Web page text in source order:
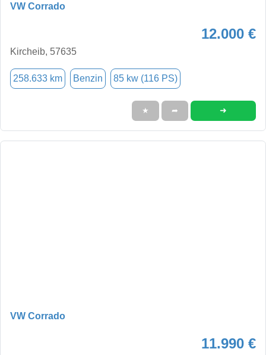
VW Corrado
12.000 €
Kircheib, 57635
258.633 km Benzin 85 kw (116 PS)
★ ➦ ➜
VW Corrado
11.990 €